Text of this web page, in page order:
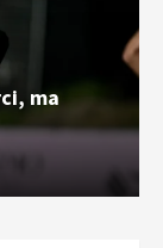
ma